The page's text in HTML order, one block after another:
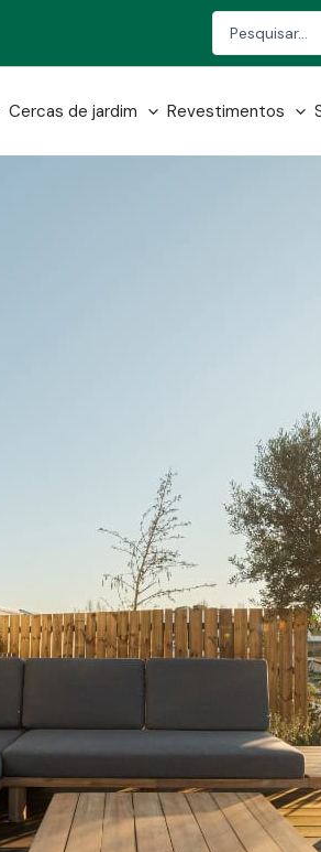
Search
Cercas de jardim Revestimentos